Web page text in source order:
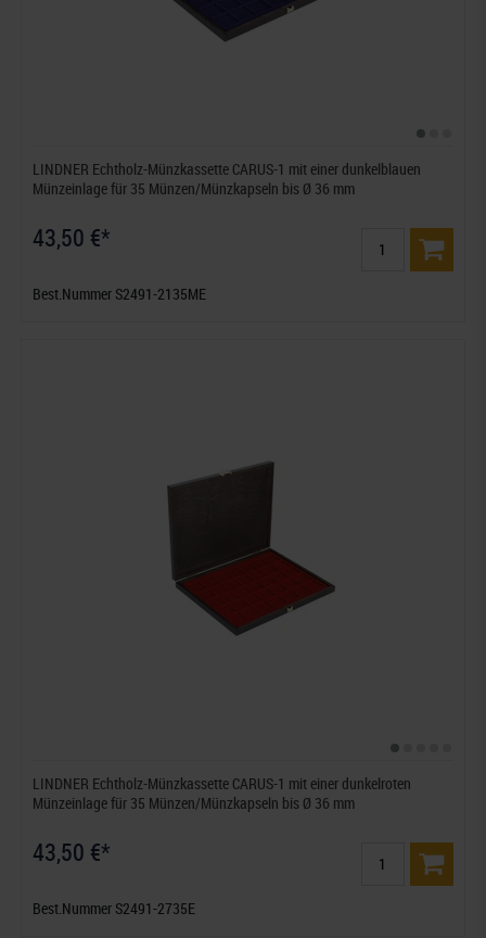
LINDNER Echtholz-Münzkassette CARUS-1 mit einer dunkelblauen
Münzeinlage für 35 Münzen/Münzkapseln bis Ø 36 mm
43,50 €*
Best.Nummer S2491-2135ME
LINDNER Echtholz-Münzkassette CARUS-1 mit einer dunkelroten
Münzeinlage für 35 Münzen/Münzkapseln bis Ø 36 mm
43,50 €*
Best.Nummer S2491-2735E